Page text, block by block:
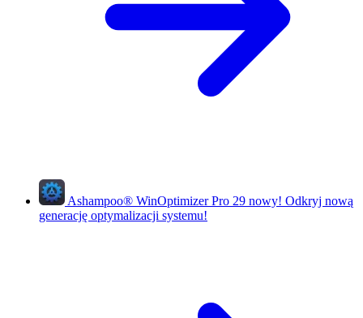
Ashampoo® WinOptimizer Pro 29 nowy! Odkryj nową
generację optymalizacji systemu!